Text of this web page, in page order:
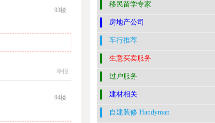
93楼
举报
94楼
移民留学专家
房地产公司
车行推荐
生意买卖服务
过户服务
建材相关
自建装修 Handyman